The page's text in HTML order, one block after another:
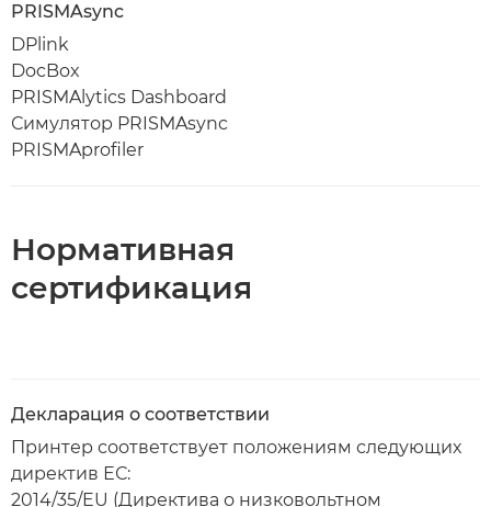
PRISMAsync
DPlink
DocBox
PRISMAlytics Dashboard
Симулятор PRISMAsync
PRISMAprofiler
Нормативная
сертификация
Декларация о соответствии
Принтер соответствует положениям следующих
директив ЕС:
2014/35/EU (Директива о низковольтном